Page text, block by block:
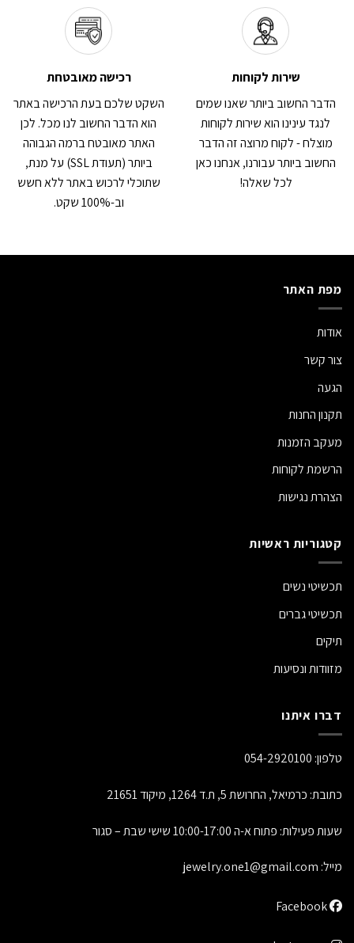
שירות לקוחות
הדבר החשוב ביותר שאנו שמים
לנגד עינינו הוא שירות לקוחות
מוצלח - לקוח מרוצה זה הדבר
החשוב ביותר עבורנו, אנחנו כאן
לכל שאלה!
רכישה מאובטחת
השקט שלכם בעת הרכישה באתר
הוא הדבר החשוב לנו מכל. לכן
האתר מאובטח ברמה הגבוהה
ביותר (תעודת SSL) על מנת,
שתוכלי לרכוש באתר ללא חשש
וב-100% שקט.
מפת האתר
אודות
צור קשר
הגעה
תקנון החנות
מעקב הזמנות
הרשמת לקוחות
הצהרת נגישות
קטגוריות ראשיות
תכשיטי נשים
תכשיטי גברים
תיקים
מזוודות ונסיעות
דברו איתנו
טלפון: 054-2920100
כתובת: כרמיאל, החרושת 5, ת.ד 1264, מיקוד 21651
שעות פעילות: פתוח א-ה 10:00-17:00 שישי שבת – סגור
מייל: jewelry.one1@gmail.com